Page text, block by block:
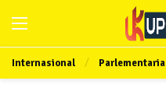
Internasional Parlementaria